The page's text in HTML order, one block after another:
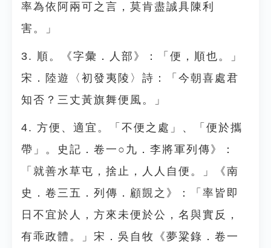
率為依阿兩可之言，莫肯盡誠具陳利
害。」
3. 順。《字彙．人部》：「便，順也。」
宋．陸遊〈初發夷陵〉詩：「今朝喜處君
知否？三丈黃旗舞便風。」
4. 方便、適宜。「不便之處」、「便於攜
帶」。史記．卷一○九．李將軍列傳》：
「就善水草屯，捨止，人人自便。」《南
史．卷三五．列傳．顧覬之》：「率皆即
日不宜於人，方來未便於公，名與實反，
有乖政體。」宋．吳自牧《夢粱錄．卷一